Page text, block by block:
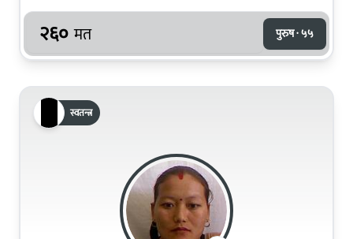
२६० मत पुरुष · ५५
स्वतन्त्र